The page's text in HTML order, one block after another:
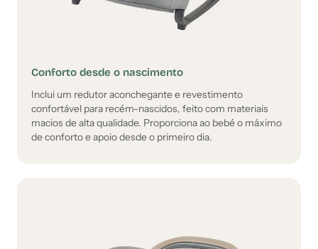
Conforto desde o nascimento
Inclui um redutor aconchegante e revestimento
confortável para recém-nascidos, feito com materiais
macios de alta qualidade. Proporciona ao bebé o máximo
de conforto e apoio desde o primeiro dia.